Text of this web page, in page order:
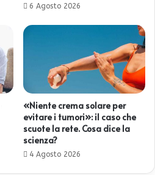
6 Agosto 2026
«Niente crema solare per
evitare i tumori»: il caso che
scuote la rete. Cosa dice la
scienza?
4 Agosto 2026